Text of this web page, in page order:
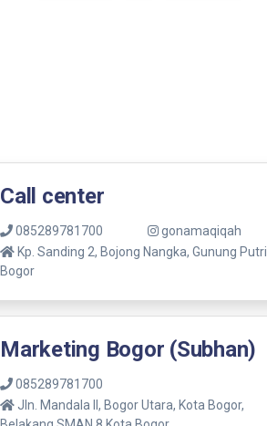
Call center
085289781700
gonamaqiqah
Kp. Sanding 2, Bojong Nangka, Gunung Putri
Bogor
Marketing Bogor (Subhan)
085289781700
Jln. Mandala ll, Bogor Utara, Kota Bogor,